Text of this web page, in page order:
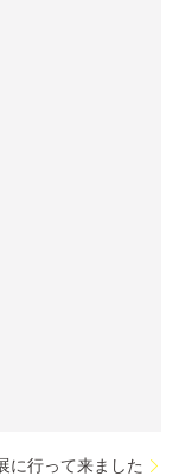
に行って来ました